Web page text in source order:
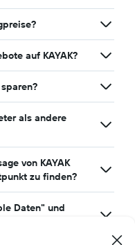
auf KAYAK?
als andere
von KAYAK
zu finden?
Daten" und